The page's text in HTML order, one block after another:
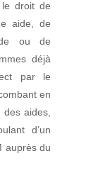
droit de
aide, de
ou de
déjà
par le
en
des aides,
d’un
auprès du